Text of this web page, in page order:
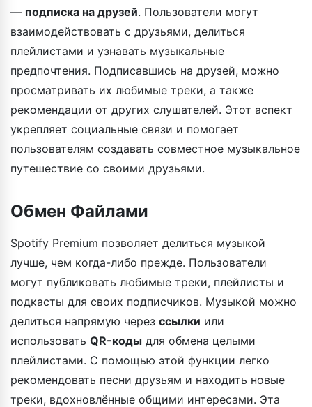
— подписка на друзей. Пользователи могут
взаимодействовать с друзьями, делиться
плейлистами и узнавать музыкальные
предпочтения. Подписавшись на друзей, можно
просматривать их любимые треки, а также
рекомендации от других слушателей. Этот аспект
укрепляет социальные связи и помогает
пользователям создавать совместное музыкальное
путешествие со своими друзьями.
Обмен Файлами
Spotify Premium позволяет делиться музыкой
лучше, чем когда-либо прежде. Пользователи
могут публиковать любимые треки, плейлисты и
подкасты для своих подписчиков. Музыкой можно
делиться напрямую через ссылки или
использовать QR-коды для обмена целыми
плейлистами. С помощью этой функции легко
рекомендовать песни друзьям и находить новые
треки, вдохновлённые общими интересами. Эта